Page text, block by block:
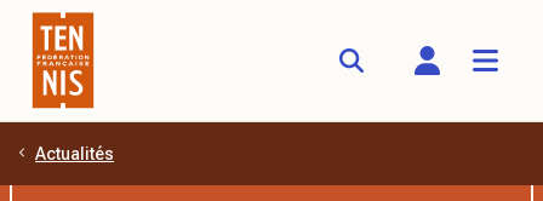
Aller au contenu principal
Actualités